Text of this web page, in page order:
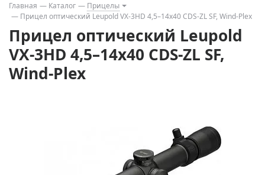
Главная Каталог
Прицелы
Прицел оптический Leupold VX-3HD 4,5–14x40 CDS-ZL SF, Wind-Plex
Прицел оптический Leupold
VX-3HD 4,5–14x40 CDS-ZL SF,
Wind-Plex